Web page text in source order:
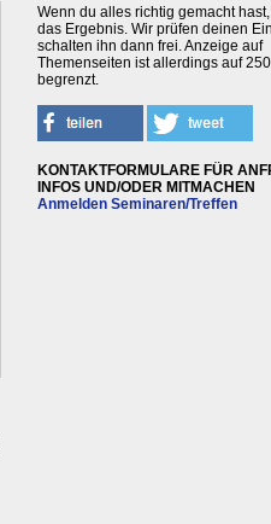
Wenn du alles richtig gemacht
das Ergebnis. Wir prüfen deinen
schalten ihn dann frei. Anzeige auf
Themenseiten ist allerdings auf
begrenzt.
KONTAKTFORMULARE FÜR
INFOS UND/ODER MITMACHEN
Anmelden Seminaren/Treffen